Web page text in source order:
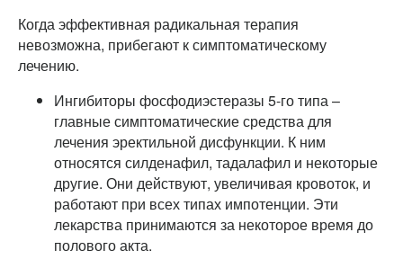
Когда эффективная радикальная терапия
невозможна, прибегают к симптоматическому
лечению.
Ингибиторы фосфодиэстеразы 5-го типа –
главные симптоматические средства для
лечения эректильной дисфункции. К ним
относятся силденафил, тадалафил и некоторые
другие. Они действуют, увеличивая кровоток, и
работают при всех типах импотенции. Эти
лекарства принимаются за некоторое время до
полового акта.